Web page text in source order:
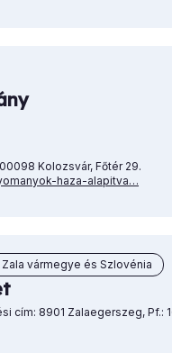
Kolozsvár, Főtér 29.
haza-alapitva…
vármegye és Szlovénia
cím: 8901 Zalaegerszeg, Pf.: